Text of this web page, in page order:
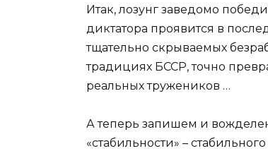
Итак, лозунг заведомо
диктатора проявится в
тщательно скрываемых
традициях БССР, точно
реальных тружеников …
А теперь запишем и
«стабильности» –